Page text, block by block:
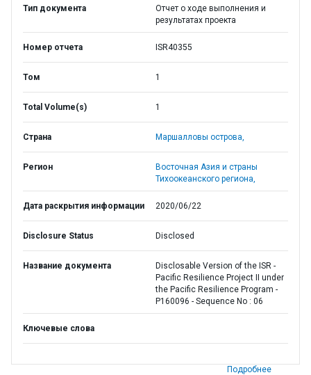
Тип документа
Отчет о ходе выполнения и
результатах проекта
Номер отчета ISR40355
Том 1
Total Volume(s) 1
Страна Маршалловы острова,
Регион
Восточная Азия и страны
Тихоокеанского региона,
Дата раскрытия информации 2020/06/22
Disclosure Status Disclosed
Название документа
Disclosable Version of the ISR -
Pacific Resilience Project II under
the Pacific Resilience Program -
P160096 - Sequence No : 06
Ключевые слова
Подробнее